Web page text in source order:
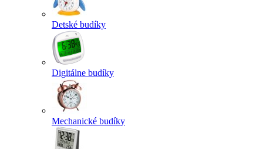
Detské budíky
Digitálne budíky
Mechanické budíky